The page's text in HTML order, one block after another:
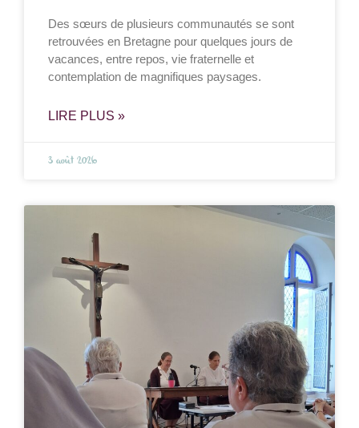
Des sœurs de plusieurs communautés se sont
retrouvées en Bretagne pour quelques jours de
vacances, entre repos, vie fraternelle et
contemplation de magnifiques paysages.
LIRE PLUS »
3 août 2026